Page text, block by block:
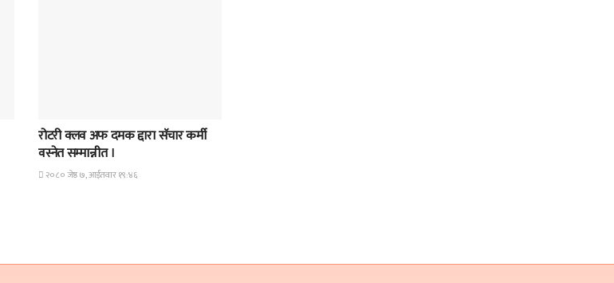
रोटरी क्लव अफ दमक द्दारा सॅचार कर्मी
वस्नेत सम्मान्नीत ।
२०८० जेष्ठ ७, आईतवार १९:४६